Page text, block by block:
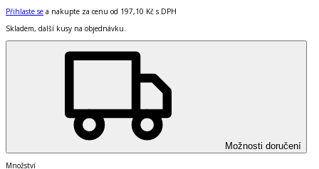
Přihlaste se a nakupte za cenu od 197,10 Kč s DPH
Skladem, další kusy na objednávku.
Možnosti doručení
Množství